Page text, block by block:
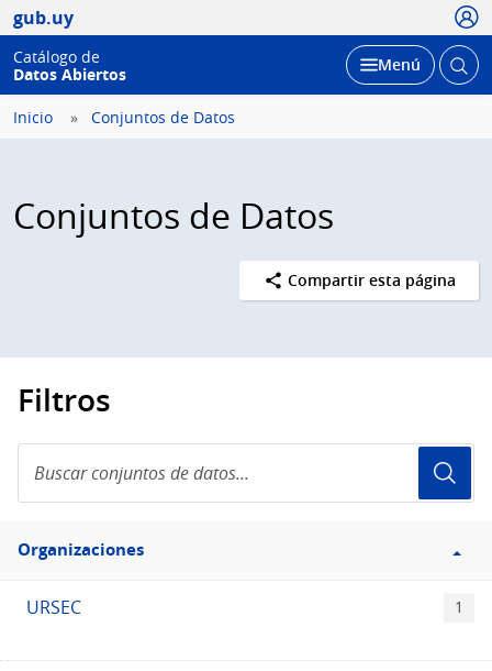
gub.uy
Catálogo de
Datos Abiertos
Desplegar
Menú Abrir
Inicio Conjuntos de Datos
Conjuntos de Datos
Compartir esta página
Filtros
conjuntos
de
Filtro
Organizaciones
Organizaciones
URSEC 1